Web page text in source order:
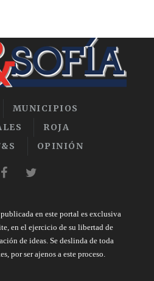
MUNICIPIOS
ROJA
OPINIÓN
en este portal es exclusiva
en el ejercicio de su libertad de
de ideas. Se deslinda de toda
por ser ajenos a este proceso.